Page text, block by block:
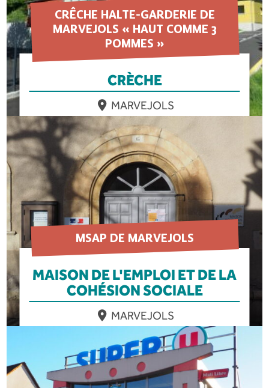
CRÊCHE HALTE-GARDERIE DE
MARVEJOLS « HAUT COMME 3
POMMES »
CRÈCHE
MARVEJOLS
EN SAVOIR PLUS
MSAP DE MARVEJOLS
MAISON DE L'EMPLOI ET DE LA
COHÉSION SOCIALE
MARVEJOLS
EN SAVOIR PLUS